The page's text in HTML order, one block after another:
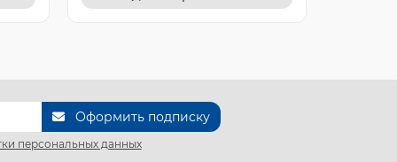
Оформить подписку
персональных данных